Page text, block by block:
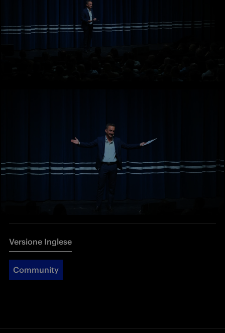
Versione Inglese
Community